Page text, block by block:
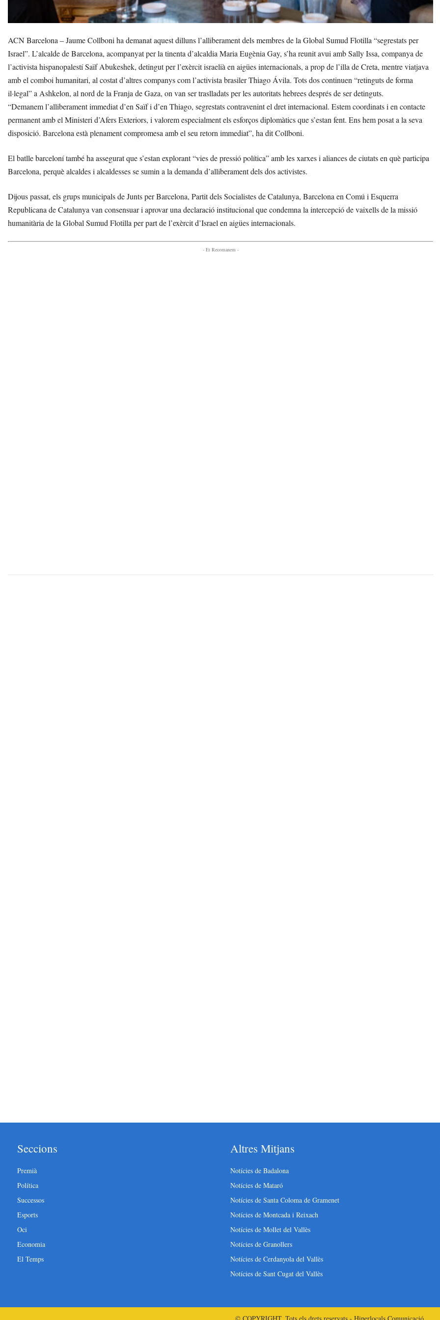
ACN Barcelona – Jaume Collboni ha demanat aquest dilluns l’alliberament dels membres de la Global Sumud Flotilla “segrestats per
Israel”. L’alcalde de Barcelona, acompanyat per la tinenta d’alcaldia Maria Eugènia Gay, s’ha reunit avui amb Sally Issa, companya de
l’activista hispanopalestí Saïf Abukeshek, detingut per l’exèrcit israelià en aigües internacionals, a prop de l’illa de Creta, mentre viatjava
amb el comboi humanitari, al costat d’altres companys com l’activista brasiler Thiago Ávila. Tots dos continuen “retinguts de forma
il·legal” a Ashkelon, al nord de la Franja de Gaza, on van ser traslladats per les autoritats hebrees després de ser detinguts.
“Demanem l’alliberament immediat d’en Saïf i d’en Thiago, segrestats contravenint el dret internacional. Estem coordinats i en contacte
permanent amb el Ministeri d’Afers Exteriors, i valorem especialment els esforços diplomàtics que s’estan fent. Ens hem posat a la seva
disposició. Barcelona està plenament compromesa amb el seu retorn immediat”, ha dit Collboni.
El batlle barceloní també ha assegurat que s’estan explorant “vies de pressió política” amb les xarxes i aliances de ciutats en què participa
Barcelona, perquè alcaldes i alcaldesses se sumin a la demanda d’alliberament dels dos activistes.
Dijous passat, els grups municipals de Junts per Barcelona, Partit dels Socialistes de Catalunya, Barcelona en Comú i Esquerra
Republicana de Catalunya van consensuar i aprovar una declaració institucional que condemna la intercepció de vaixells de la missió
humanitària de la Global Sumud Flotilla per part de l’exèrcit d’Israel en aigües internacionals.
- Et Recomanem -
Seccions
Premià
Política
Successos
Esports
Oci
Economia
El Temps
Altres Mitjans
Notícies de Badalona
Notícies de Mataró
Notícies de Santa Coloma de Gramenet
Notícies de Montcada i Reixach
Notícies de Mollet del Vallès
Notícies de Granollers
Notícies de Cerdanyola del Vallès
Notícies de Sant Cugat del Vallès